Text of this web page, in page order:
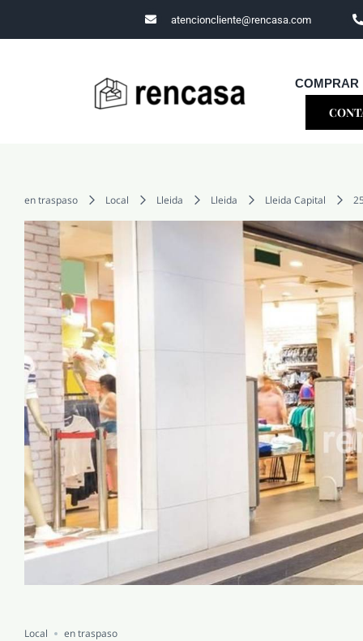
to
atencioncliente@rencasa.com
COMPRAR
en traspaso Local Lleida Lleida Lleida Capital
Local en traspaso